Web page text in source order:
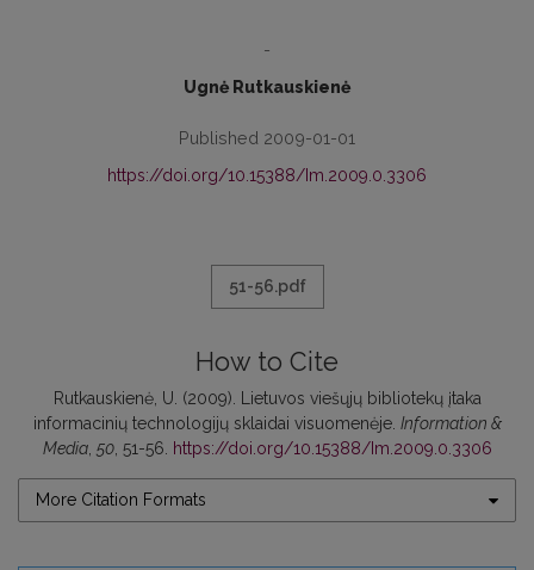
-
Ugnė Rutkauskienė
Published 2009-01-01
https://doi.org/10.15388/Im.2009.0.3306
51-56.pdf
How to Cite
Rutkauskienė, U. (2009). Lietuvos viešųjų bibliotekų įtaka
informacinių technologijų sklaidai visuomenėje. Information &
Media, 50, 51-56. https://doi.org/10.15388/Im.2009.0.3306
More Citation Formats